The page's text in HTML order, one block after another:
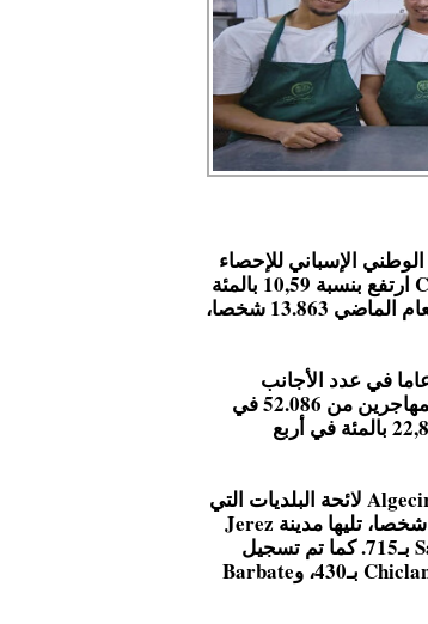
الإسباني للإحصاء
أن عدد المواطنين المغاربة المقيمين بإقليم Cádiz ارتفع بنسبة 10,59 بالمئة
بين عامي 2021 و2024، حيث بلغ عددهم مطلع العام الماضي 13.863 شخصا،
في عدد الأجانب
المسجلين في الإقليم، إذ انتقل العدد الإجمالي للمهاجرين من 52.086 في
2021 إلى 67.482 مطلع 2025، أي بزيادة قدرها 22,82 بالمئة في أربع
وعلى مستوى التوزيع الجغرافي، تتصدر مدينة Algeciras لائحة البلديات التي
تحتضن أكبر عدد من المهاجرين المغاربة بـ6.959 شخصا، تليها مدينة Jerez
بـ1.183 مغربيا، ثم La Línea بـ1.104، وSan Roque بـ715. كما تم تسجيل
تواجد مغربي مهم في مدن مثل Cádiz بـ463، وChiclana بـ430، وBarbate